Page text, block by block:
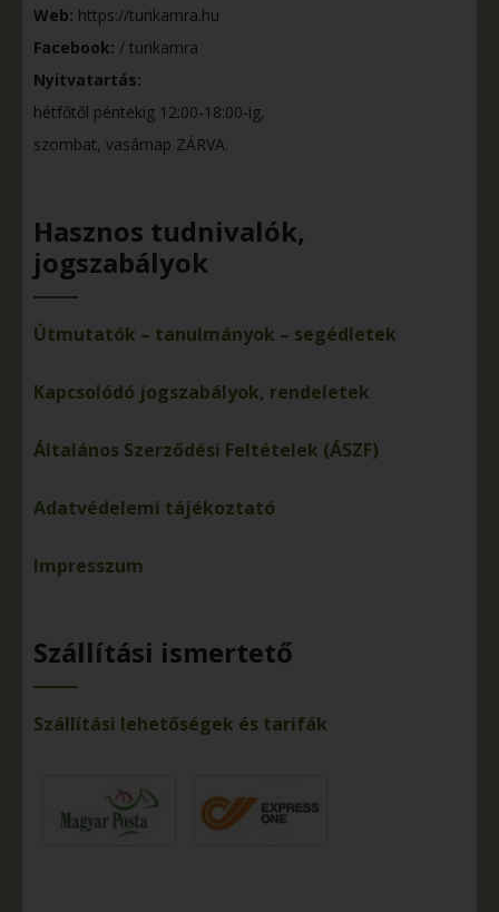
Web: https://turikamra.hu
Facebook: / turikamra
Nyitvatartás:
hétfőtől péntekig 12:00-18:00-ig,
szombat, vasárnap ZÁRVA.
Hasznos tudnivalók,
jogszabályok
Útmutatók – tanulmányok – segédletek
Kapcsolódó jogszabályok, rendeletek
Általános Szerződési Feltételek (ÁSZF)
Adatvédelemi tájékoztató
Impresszum
Szállítási ismertető
Szállítási lehetőségek és tarifák